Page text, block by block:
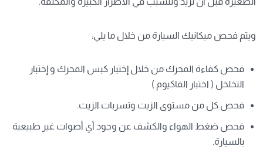
ويتم فحص ميكانيك السيارة من خلال ما يلي:
فحص كفاءة المحرك من خلال إختبار كبس المحرك و إختبار
التخلخل ( اختبار الفاكيوم )
فحص كل من مستوى الزيت وتسربات الزيت.
فحص ضغط الهواء والكشف عن وجود أي أصوات غير طبيعية
بالسيارة.